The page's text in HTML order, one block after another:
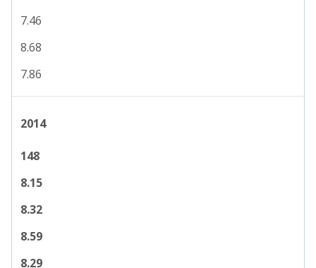
7.46
8.68
7.86
2014
148
8.15
8.32
8.59
8.29